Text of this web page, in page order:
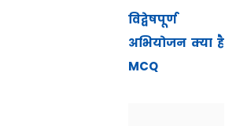
विद्वेषपूर्ण
अभियोजन क्या है
MCQ